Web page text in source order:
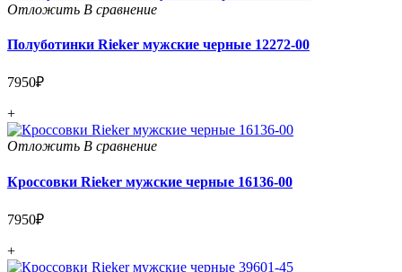
Отложить В сравнение
Полуботинки Rieker мужские черные 12272-00
7950₽
+
Отложить В сравнение
Кроссовки Rieker мужские черные 16136-00
7950₽
+